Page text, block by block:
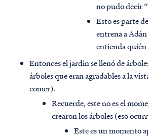
no pudo decir
Esto es parte
entrena a
entienda quién
Entonces el jardín se llenó de
árboles que eran agradables a la
comer).
Recuerde, este no es el
crearon los árboles (eso
Este es un momento